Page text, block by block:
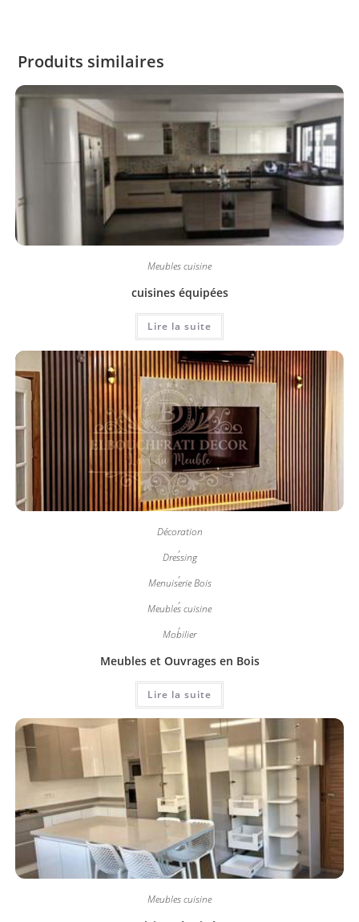
Produits similaires
Meubles cuisine
cuisines équipées
Lire la suite
Décoration
,
Dressing
,
Menuiserie Bois
,
Meubles cuisine
,
Mobilier
Meubles et Ouvrages en Bois
Lire la suite
Meubles cuisine